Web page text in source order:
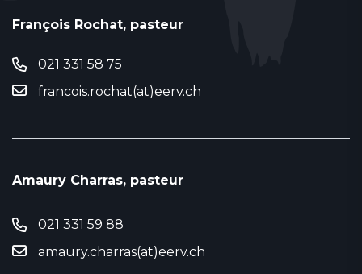
François Rochat, pasteur
021 331 58 75
francois.rochat(at)eerv.ch
Amaury Charras, pasteur
021 331 59 88
amaury.charras(at)eerv.ch